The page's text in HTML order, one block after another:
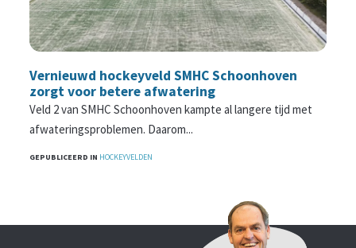
Vernieuwd hockeyveld SMHC Schoonhoven
zorgt voor betere afwatering
Veld 2 van SMHC Schoonhoven kampte al langere tijd met
afwateringsproblemen. Daarom...
GEPUBLICEERD IN HOCKEYVELDEN